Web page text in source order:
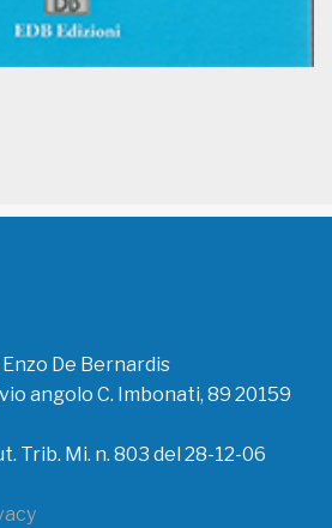
De Bernardis
angolo C. Imbonati, 89 20159
Trib. Mi. n. 803 del 28-12-06